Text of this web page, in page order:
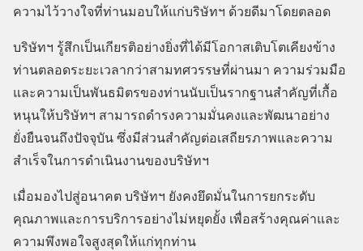
ความไว้วางใจที่ท่านมอบให้แก่บริษัทฯ ด้วยดีมาโดยตลอด
บริษัทฯ รู้สึกเป็นเกียรติอย่างยิ่งที่ได้มีโอกาสเติบโตเคียงข้าง
ท่านตลอดระยะเวลากว่าสามทศวรรษที่ผ่านมา ความร่วมมือ
และความเป็นพันธมิตรของท่านนับเป็นรากฐานสำคัญที่เกื้อ
หนุนให้บริษัทฯ สามารถดำรงความมั่นคงและพัฒนาอย่าง
ยั่งยืนจนถึงปัจจุบัน ซึ่งมีส่วนสำคัญต่อเสถียรภาพและความ
สำเร็จในการดำเนินงานของบริษัทฯ
เมื่อมองไปสู่อนาคต บริษัทฯ ยังคงยึดมั่นในการยกระดับ
คุณภาพและการบริการอย่างไม่หยุดยั้ง เพื่อสร้างคุณค่าและ
ความพึงพอใจสูงสุดให้แก่ทุกท่าน